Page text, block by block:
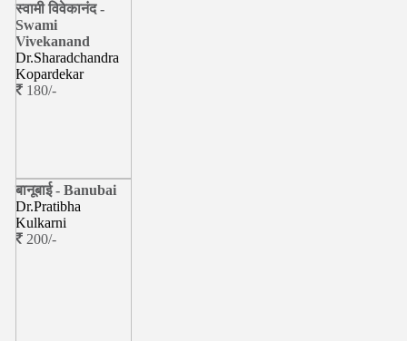
स्वामी विवेकानंद -
Swami
Vivekanand
Dr.Sharadchandra
Kopardekar
180/-
बानूबाई - Banubai
Dr.Pratibha
Kulkarni
200/-